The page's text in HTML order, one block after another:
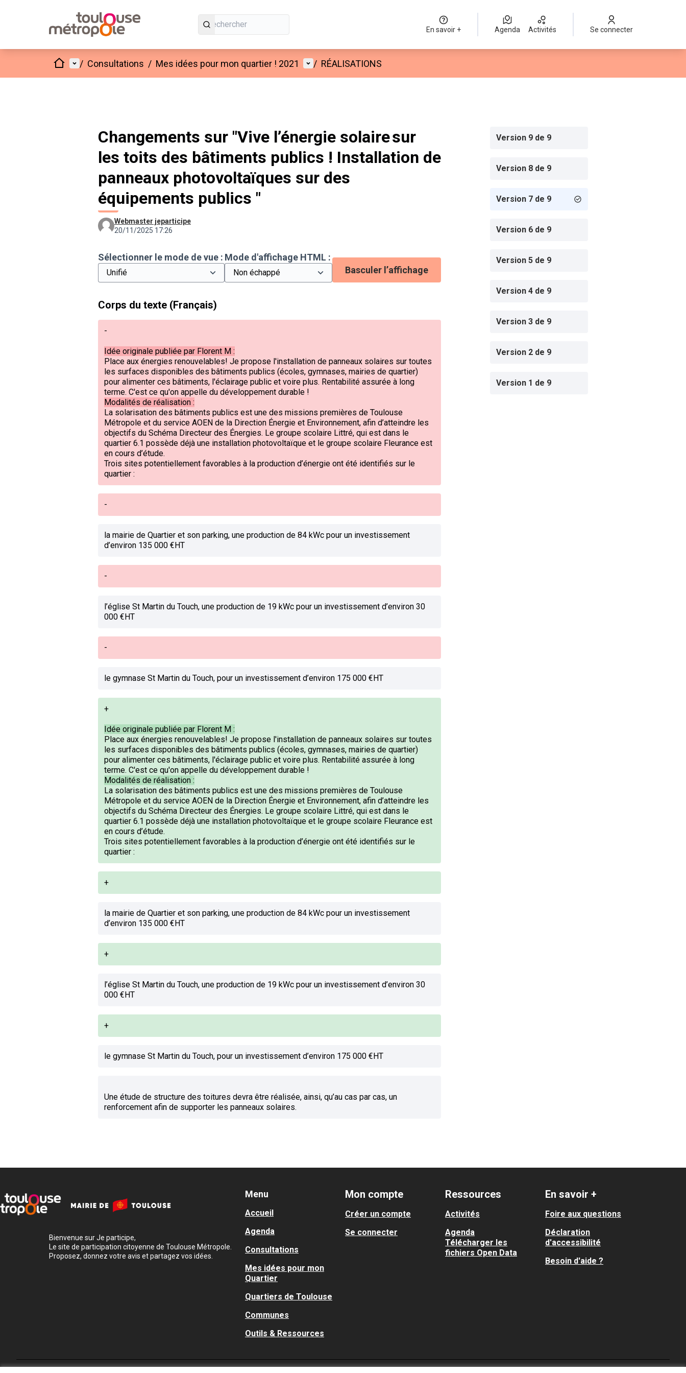
En savoir + Agenda Activités Se connecter
AccueilMenu principal
/ Consultations / Mes idées pour mon quartier ! 2021 Menu utilisateur
/ RÉALISATIONS
Changements sur "Vive l’énergie solaire sur
les toits des bâtiments publics ! Installation de
panneaux photovoltaïques sur des
équipements publics "
Webmaster jeparticipe
20/11/2025 17:26
Sélectionner le mode de vue : Mode d'affichage HTML :
Basculer l’affichage
Corps du texte (Français)
-
Idée originale publiée par Florent M :
Place aux énergies renouvelables! Je propose l'installation de panneaux solaires sur toutes
les surfaces disponibles des bâtiments publics (écoles, gymnases, mairies de quartier)
pour alimenter ces bâtiments, l'éclairage public et voire plus. Rentabilité assurée à long
terme. C'est ce qu'on appelle du développement durable !
Modalités de réalisation :
La solarisation des bâtiments publics est une des missions premières de Toulouse
Métropole et du service AOEN de la Direction Énergie et Environnement, afin d’atteindre les
objectifs du Schéma Directeur des Énergies. Le groupe scolaire Littré, qui est dans le
quartier 6.1 possède déjà une installation photovoltaïque et le groupe scolaire Fleurance est
en cours d’étude.
Trois sites potentiellement favorables à la production d’énergie ont été identifiés sur le
quartier :
-
la mairie de Quartier et son parking, une production de 84 kWc pour un investissement
d’environ 135 000 €HT
-
l’église St Martin du Touch, une production de 19 kWc pour un investissement d’environ 30
000 €HT
-
le gymnase St Martin du Touch, pour un investissement d’environ 175 000 €HT
+
Idée originale publiée par Florent M :
Place aux énergies renouvelables! Je propose l'installation de panneaux solaires sur toutes
les surfaces disponibles des bâtiments publics (écoles, gymnases, mairies de quartier)
pour alimenter ces bâtiments, l'éclairage public et voire plus. Rentabilité assurée à long
terme. C'est ce qu'on appelle du développement durable !
Modalités de réalisation :
La solarisation des bâtiments publics est une des missions premières de Toulouse
Métropole et du service AOEN de la Direction Énergie et Environnement, afin d’atteindre les
objectifs du Schéma Directeur des Énergies. Le groupe scolaire Littré, qui est dans le
quartier 6.1 possède déjà une installation photovoltaïque et le groupe scolaire Fleurance est
en cours d’étude.
Trois sites potentiellement favorables à la production d’énergie ont été identifiés sur le
quartier :
+
la mairie de Quartier et son parking, une production de 84 kWc pour un investissement
d’environ 135 000 €HT
+
l’église St Martin du Touch, une production de 19 kWc pour un investissement d’environ 30
000 €HT
+
le gymnase St Martin du Touch, pour un investissement d’environ 175 000 €HT
Une étude de structure des toitures devra être réalisée, ainsi, qu’au cas par cas, un
renforcement afin de supporter les panneaux solaires.
Version 9 de 9
Version 8 de 9
Version 7 de 9
Version 6 de 9
Version 5 de 9
Version 4 de 9
Version 3 de 9
Version 2 de 9
Version 1 de 9
Bienvenue sur Je participe,
Le site de participation citoyenne de Toulouse Métropole.
Proposez, donnez votre avis et partagez vos idées.
Menu
Accueil
Agenda
Consultations
Mes idées pour mon
Quartier
Quartiers de Toulouse
Communes
Outils & Ressources
Mon compte
Créer un compte
Se connecter
Ressources
Activités
Agenda
Télécharger les
fichiers Open Data
En savoir +
Foire aux questions
Déclaration
d'accessibilité
Besoin d'aide ?